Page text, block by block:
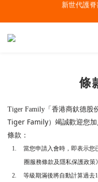
🔥今夏最夯 Pokémon 寶可
開學裝備大作戰！購買
🔥今夏最夯 Pokémon 寶可
條
Tiger Family 「香港商釱德
Tiger Family）竭誠歡迎您加
條款：
1. 當您申請入會時，即表示您
圈服務條款及隱私保護政策
2.
等級期滿後將自動計算過去1